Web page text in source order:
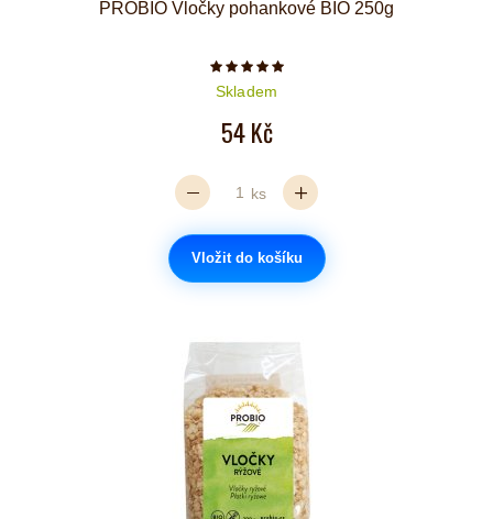
PROBIO Vločky pohankové BIO 250g
Počet hvězdiček je 5 z 5
Skladem
54 Kč
ks
Vložit do košíku